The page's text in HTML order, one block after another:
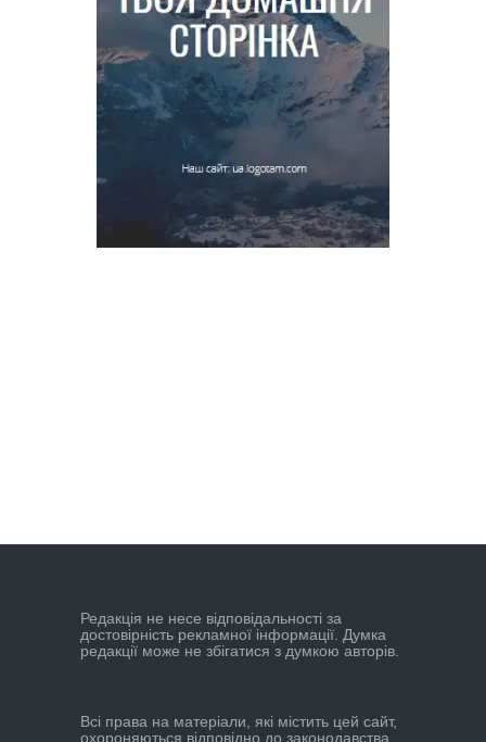
Редакцiя не несе вiдповiдальностi за
достовiрнiсть рекламної iнформацiї. Думка
редакцiї може не збiгатися з думкою авторiв.
Всі права на матеріали, які містить цей сайт,
охороняються відповідно до законодавства